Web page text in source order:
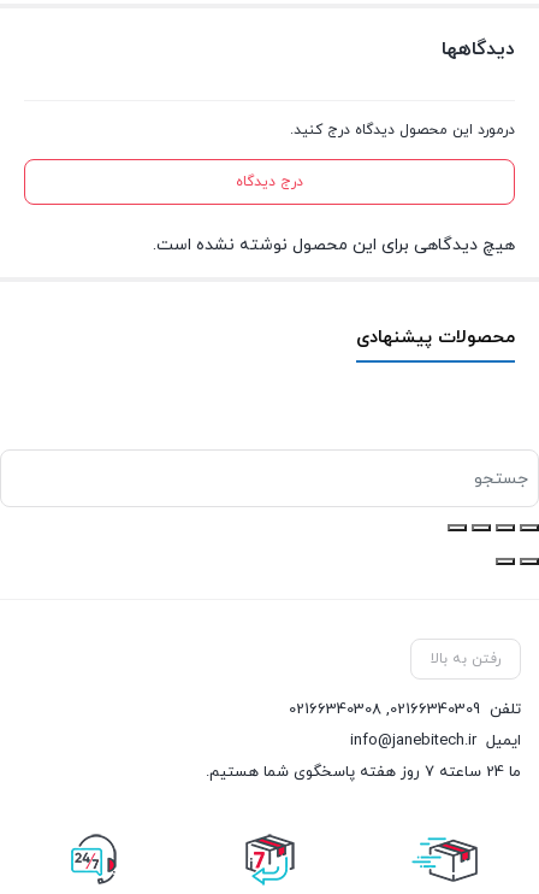
دیدگاهها
درمورد این محصول دیدگاه درج کنید.
درج دیدگاه
هیچ دیدگاهی برای این محصول نوشته نشده است.
محصولات پیشنهادی
رفتن به بالا
تلفن 02166340309
,
02166340308
ایمیلinfo@janebitech.ir
ما 24 ساعته 7 روز هفته پاسخگوی شما هستیم.